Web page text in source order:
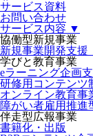
サービス資料
お問い合わせ
サービス内容 ▼
協働型新規事業
新規事業開発支援
学びと教育事業
eラーニング企画
研修用コンテンツ
オンライン教育事
障がい者雇用推進
伴走型広報事業
書籍化・出版